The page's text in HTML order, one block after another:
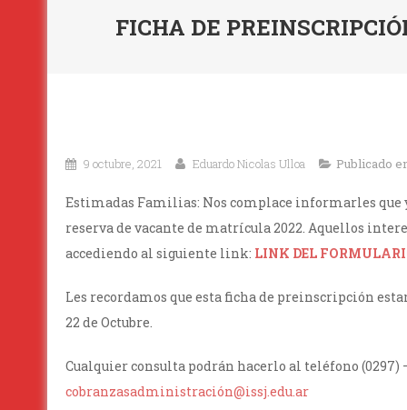
FICHA DE
9 octubre, 2021 Eduardo Nicolas Ulloa Publicado
Estimadas Familias: Nos complace informarles
reserva de vacante de matrícula 2022. Aquellos
accediendo al siguiente link: LINK DEL
Les recordamos que esta ficha de preinscripción
22 de Octubre.
Cualquier consulta podrán hacerlo al teléfono (0297)
cobranzasadministración@issj.edu.ar